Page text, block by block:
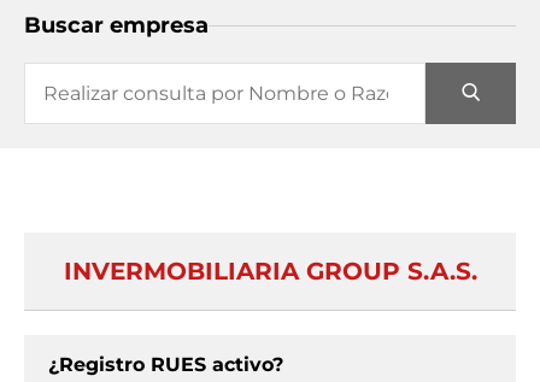
Buscar empresa
INVERMOBILIARIA GROUP S.A.S.
¿Registro RUES activo?